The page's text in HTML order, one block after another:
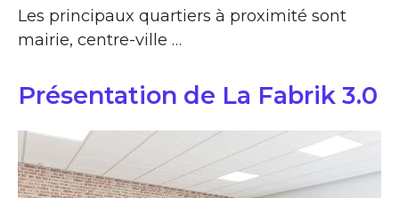
Les principaux quartiers à proximité sont
mairie, centre-ville …
Présentation de La Fabrik 3.0